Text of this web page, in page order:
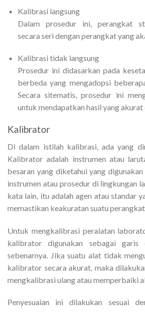
Kalibrasi langsung
Dalam prosedur ini, perangkat
secara seri dengan perangkat yang
Kalibrasi tidak langsung
Prosedur ini didasarkan pada
berbeda yang mengadopsi
Secara sitematis, prosedur ini
untuk mendapatkan hasil yang akurat
Kalibrator
Di dalam istilah kalibrasi, ada yang
Kalibrator adalah instrumen atau
besaran yang diketahui yang
instrumen atau prosedur di lingkungan
kata lain, itu adalah agen atau standar
memastikan keakuratan suatu perangkat.
Untuk mengkalibrasi peralatan
kalibrator digunakan sebagai garis
sebenarnya. Jika suatu alat tidak
kalibrator secara akurat, maka
mengkalibrasi ulang atau memperbaiki
Penyesuaian ini dilakukan sesuai